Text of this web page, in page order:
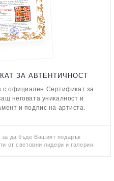
ЗА АВТЕНТИЧНОСТ
с официален Сертификат за
неговата уникалност и
и подпис на артиста.
за да бъде Вашият подарък
от световни лидери и галерии.